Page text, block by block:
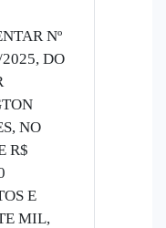
Nº
DO
NO
R$
E
MIL,